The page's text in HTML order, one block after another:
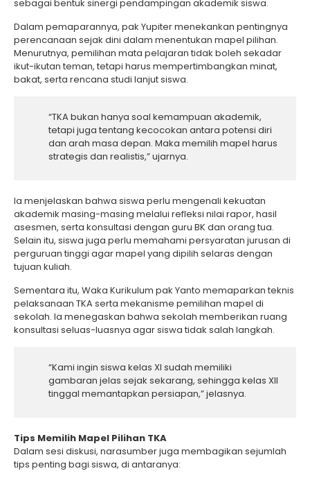
sebagai bentuk sinergi pendampingan akademik siswa.
Dalam pemaparannya, pak Yupiter menekankan pentingnya
perencanaan sejak dini dalam menentukan mapel pilihan.
Menurutnya, pemilihan mata pelajaran tidak boleh sekadar
ikut-ikutan teman, tetapi harus mempertimbangkan minat,
bakat, serta rencana studi lanjut siswa.
“TKA bukan hanya soal kemampuan akademik,
tetapi juga tentang kecocokan antara potensi diri
dan arah masa depan. Maka memilih mapel harus
strategis dan realistis,” ujarnya.
Ia menjelaskan bahwa siswa perlu mengenali kekuatan
akademik masing-masing melalui refleksi nilai rapor, hasil
asesmen, serta konsultasi dengan guru BK dan orang tua.
Selain itu, siswa juga perlu memahami persyaratan jurusan di
perguruan tinggi agar mapel yang dipilih selaras dengan
tujuan kuliah.
Sementara itu, Waka Kurikulum pak Yanto memaparkan teknis
pelaksanaan TKA serta mekanisme pemilihan mapel di
sekolah. Ia menegaskan bahwa sekolah memberikan ruang
konsultasi seluas-luasnya agar siswa tidak salah langkah.
“Kami ingin siswa kelas XI sudah memiliki
gambaran jelas sejak sekarang, sehingga kelas XII
tinggal memantapkan persiapan,” jelasnya.
Tips Memilih Mapel Pilihan TKA
Dalam sesi diskusi, narasumber juga membagikan sejumlah
tips penting bagi siswa, di antaranya: